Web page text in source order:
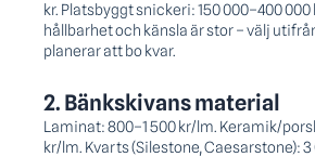
kr. Platsbyggt snickeri: 150 000–400 000
hållbarhet och känsla är stor – välj
planerar att bo kvar.
2. Bänkskivans material
Laminat: 800–1 500 kr/lm. Keramik/
kr/lm. Kvarts (Silestone, Caesarstone):